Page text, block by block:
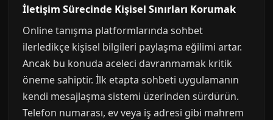
İletişim Sürecinde Kişisel Sınırları Korumak
Online tanışma platformlarında sohbet
ilerledikçe kişisel bilgileri paylaşma eğilimi artar.
Ancak bu konuda aceleci davranmamak kritik
öneme sahiptir. İlk etapta sohbeti uygulamanın
kendi mesajlaşma sistemi üzerinden sürdürün.
Telefon numarası, ev veya iş adresi gibi mahrem